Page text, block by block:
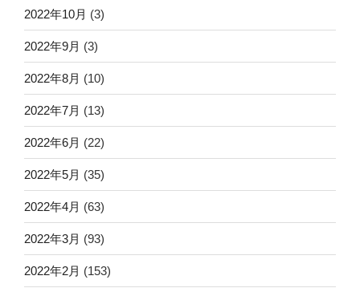
2022年10月 (3)
2022年9月 (3)
2022年8月 (10)
2022年7月 (13)
2022年6月 (22)
2022年5月 (35)
2022年4月 (63)
2022年3月 (93)
2022年2月 (153)